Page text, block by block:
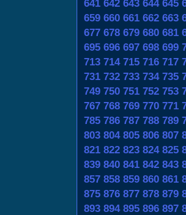
641 642 643 644 645
659 660 661 662 663
677 678 679 680 681
695 696 697 698 699
713 714 715 716 717
731 732 733 734 735
749 750 751 752 753
767 768 769 770 771
785 786 787 788 789
803 804 805 806 807
821 822 823 824 825
839 840 841 842 843
857 858 859 860 861
875 876 877 878 879
893 894 895 896 897